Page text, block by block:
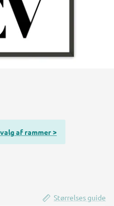
af rammer >
Størrelses guide